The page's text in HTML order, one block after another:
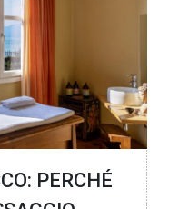
PERCHÉ